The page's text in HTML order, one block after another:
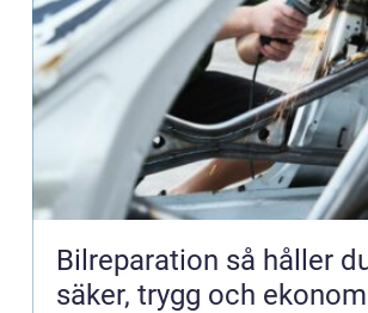
Bilreparation så håller du bilen
säker, trygg och